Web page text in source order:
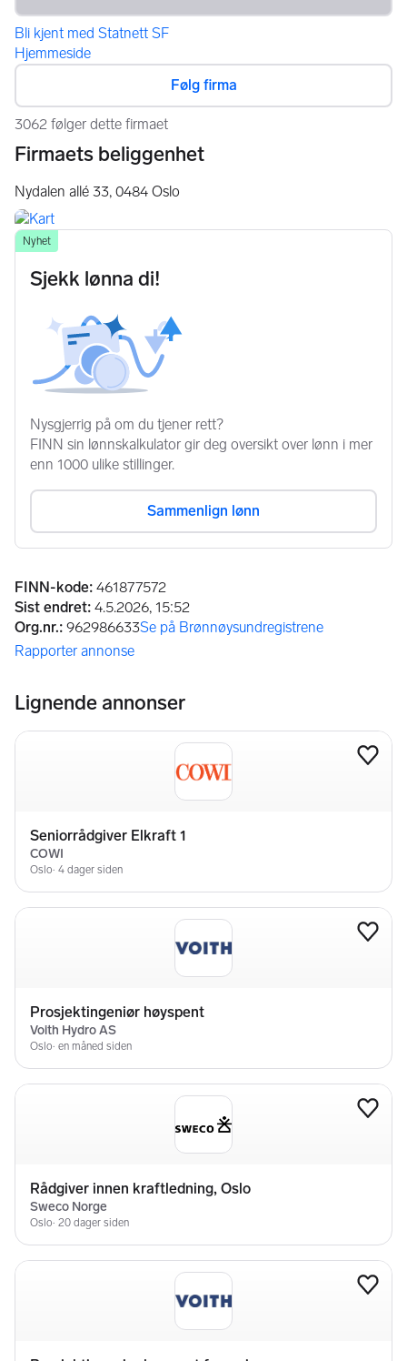
Bli kjent med Statnett SF
Hjemmeside
Følg firma
3062 følger dette firmaet
Firmaets beliggenhet
Nydalen allé 33, 0484 Oslo
Annonseinformasjon
FINN-kode: 461877572
Sist endret: 4.5.2026, 15:52
Org.nr.: 962986633Se på Brønnøysundregistrene
(åpnes i ny fane)
Rapporter annonse